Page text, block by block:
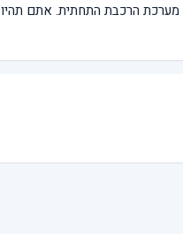
הרכבת התחתית. אתם תהיו